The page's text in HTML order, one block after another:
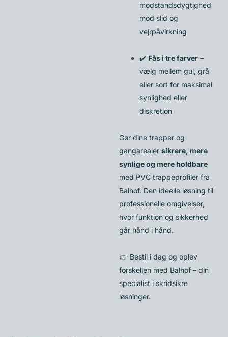
modstandsdygtighed
mod slid og
vejrpåvirkning
✔️ Fås i tre farver –
vælg mellem gul, grå
eller sort for maksimal
synlighed eller
diskretion
Gør dine trapper og
gangarealer sikrere, mere
synlige og mere holdbare
med PVC trappeprofiler fra
Balhof. Den ideelle løsning til
professionelle omgivelser,
hvor funktion og sikkerhed
går hånd i hånd.
👉 Bestil i dag og oplev
forskellen med Balhof – din
specialist i skridsikre
løsninger.